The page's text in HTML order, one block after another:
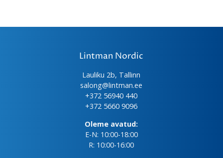
Lintman Nordic
Lauliku 2b, Tallinn
salong@lintman.ee
+372 56940 440
+372 5660 9096
Oleme avatud:
E-N: 10:00-18:00
R: 10:00-16:00